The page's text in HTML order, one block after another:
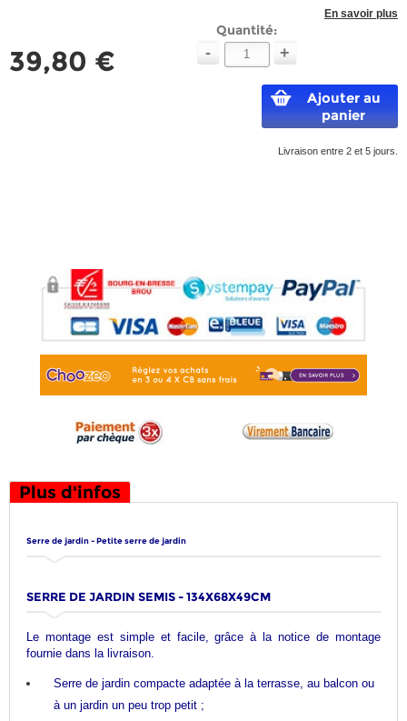
En savoir plus
39,80 €
Quantité:
- +
Ajouter au
panier
Livraison entre 2 et 5 jours.
Plus d'infos
Serre de jardin - Petite serre de jardin
SERRE DE JARDIN SEMIS - 134X68X49CM
Le montage est simple et facile, grâce à la notice de montage
fournie dans la livraison.
Serre de jardin compacte adaptée à la terrasse, au balcon ou
à un jardin un peu trop petit ;